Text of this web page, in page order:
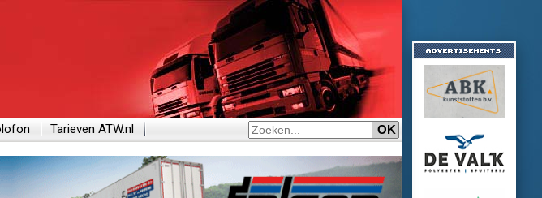
Tarieven ATW.nl